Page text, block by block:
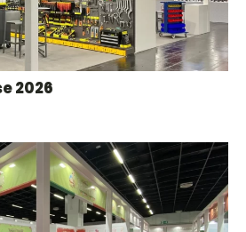
2026